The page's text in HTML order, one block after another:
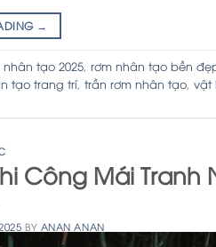
→
nhân tạo 2025, rơm nhân tạo bền
tạo trang trí, trần rơm nhân tạo, vật
Công Mái Tranh
BY ANAN ANAN